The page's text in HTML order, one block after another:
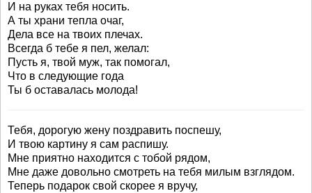
И на руках тебя носить.
А ты храни тепла очаг,
Дела все на твоих плечах.
Всегда б тебе я пел, желал:
Пусть я, твой муж, так помогал,
Что в следующие года
Ты б оставалась молода!
Тебя, дорогую жену поздравить поспешу,
И твою картину я сам распишу.
Мне приятно находится с тобой рядом,
Мне даже довольно смотреть на тебя милым взглядом.
Теперь подарок свой скорее я вручу,